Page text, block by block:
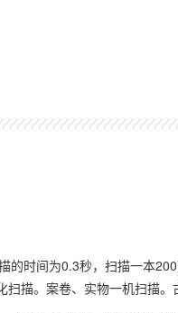
时间为0.3秒，扫描一本
描。案卷、实物一机扫描。